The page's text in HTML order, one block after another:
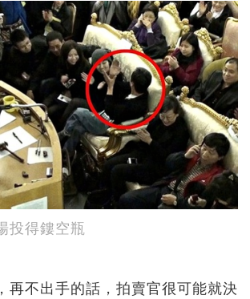
投得鏤空瓶
再不出手的話，拍賣官很可能就決